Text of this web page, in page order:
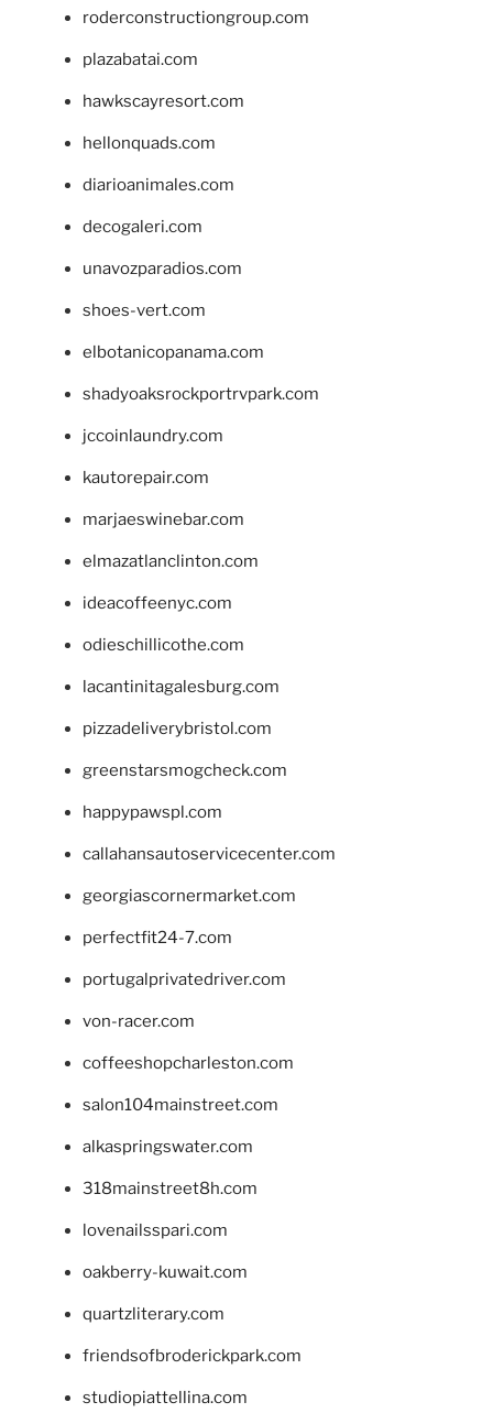
roderconstructiongroup.com
plazabatai.com
hawkscayresort.com
hellonquads.com
diarioanimales.com
decogaleri.com
unavozparadios.com
shoes-vert.com
elbotanicopanama.com
shadyoaksrockportrvpark.com
jccoinlaundry.com
kautorepair.com
marjaeswinebar.com
elmazatlanclinton.com
ideacoffeenyc.com
odieschillicothe.com
lacantinitagalesburg.com
pizzadeliverybristol.com
greenstarsmogcheck.com
happypawspl.com
callahansautoservicecenter.com
georgiascornermarket.com
perfectfit24-7.com
portugalprivatedriver.com
von-racer.com
coffeeshopcharleston.com
salon104mainstreet.com
alkaspringswater.com
318mainstreet8h.com
lovenailsspari.com
oakberry-kuwait.com
quartzliterary.com
friendsofbroderickpark.com
studiopiattellina.com